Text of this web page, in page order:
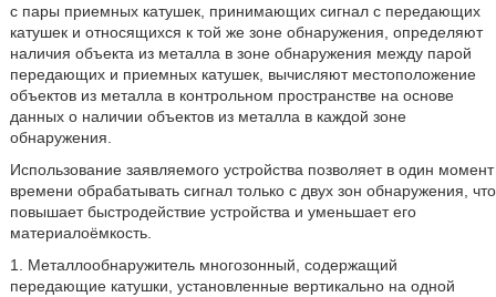
с пары приемных катушек, принимающих сигнал с передающих
катушек и относящихся к той же зоне обнаружения, определяют
наличия объекта из металла в зоне обнаружения между парой
передающих и приемных катушек, вычисляют местоположение
объектов из металла в контрольном пространстве на основе
данных о наличии объектов из металла в каждой зоне
обнаружения.
Использование заявляемого устройства позволяет в один момент
времени обрабатывать сигнал только с двух зон обнаружения, что
повышает быстродействие устройства и уменьшает его
материалоёмкость.
1. Металлообнаружитель многозонный, содержащий
передающие катушки, установленные вертикально на одной